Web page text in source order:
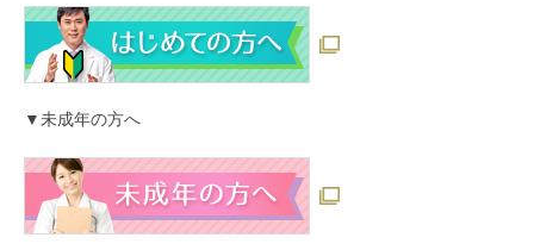
▼未成年の方へ